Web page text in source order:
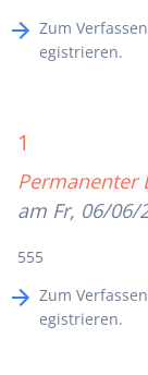
Zum
egistrieren.
1
Permanenter
am Fr, 06/06/
555
Zum
egistrieren.